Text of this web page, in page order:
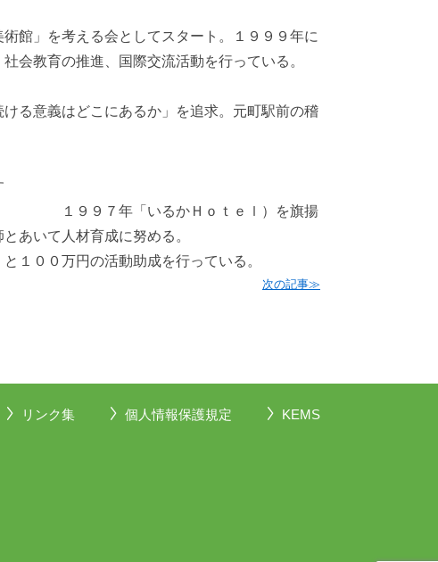
館」を考える会としてスタート。１９９９年に
会教育の推進、国際交流活動を行っている。
る意義はどこにあるか」を追求。元町駅前の稽
Ｈｏｔｅｌ）を旗揚
あいて人材育成に努める。
１００万円の活動助成を行っている。
次の記事≫
リンク集 個人情報保護規定 KEMS